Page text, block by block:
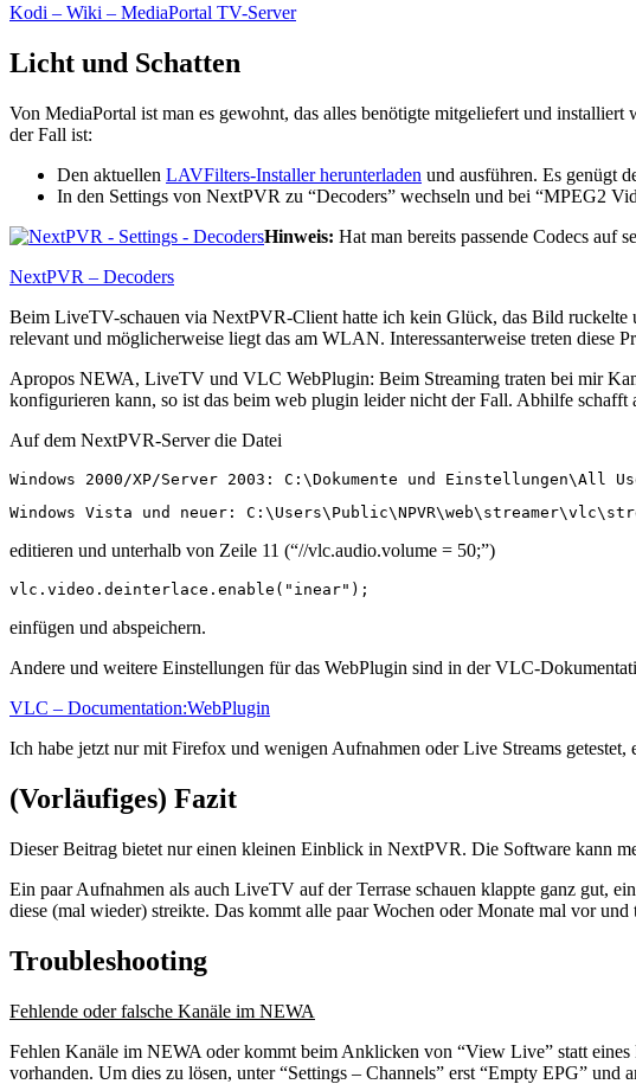
Kodi – Wiki – MediaPortal TV-Server
Licht und Schatten
Von MediaPortal ist man es gewohnt, das alles benötigte mitgeliefert und
der Fall ist:
Den aktuellen LAVFilters-Installer herunterladen und ausführen. Es genügt
In den Settings von NextPVR zu “Decoders” wechseln und bei “MPEG2
Hinweis: Hat man bereits passende Codecs auf
NextPVR – Decoders
Beim LiveTV-schauen via NextPVR-Client hatte ich kein Glück, das Bild ruckelte
relevant und möglicherweise liegt das am WLAN. Interessanterweise treten
Apropos NEWA, LiveTV und VLC WebPlugin: Beim Streaming traten bei mir
konfigurieren kann, so ist das beim web plugin leider nicht der Fall. Abhilfe
Auf dem NextPVR-Server die Datei
Windows 2000/XP/Server 2003: C:\Dokumente und Einstellungen\All
Windows Vista und neuer:
editieren und unterhalb von Zeile 11 (“//vlc.audio.volume = 50;”)
vlc.video.deinterlace.enable("inear");
einfügen und abspeichern.
Andere und weitere Einstellungen für das WebPlugin sind in der VLC-
VLC – Documentation:WebPlugin
Ich habe jetzt nur mit Firefox und wenigen Aufnahmen oder Live Streams
(Vorläufiges) Fazit
Dieser Beitrag bietet nur einen kleinen Einblick in NextPVR. Die Software kann
Ein paar Aufnahmen als auch LiveTV auf der Terrase schauen klappte ganz gut,
diese (mal wieder) streikte. Das kommt alle paar Wochen oder Monate mal vor
Troubleshooting
Fehlende oder falsche Kanäle im NEWA
Fehlen Kanäle im NEWA oder kommt beim Anklicken von “View Live” statt eines
vorhanden. Um dies zu lösen, unter “Settings – Channels” erst “Empty EPG” und